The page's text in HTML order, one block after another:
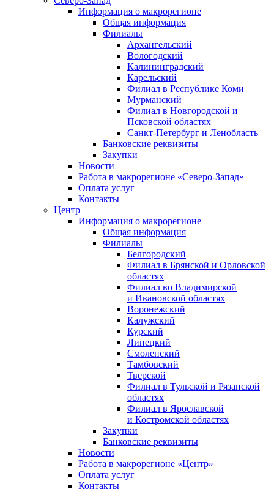
Информация о макрорегионе
Общая информация
Филиалы
Архангельский
Вологодский
Калининградский
Карельский
Филиал в Республике Коми
Мурманский
Филиал в Новгородской и
Псковской областях
Санкт-Петербург и Ленобласть
Банковские реквизиты
Закупки
Новости
Работа в макрорегионе «Северо-Запад»
Оплата услуг
Контакты
Центр
Информация о макрорегионе
Общая информация
Филиалы
Белгородский
Филиал в Брянской и Орловской
областях
Филиал во Владимирской
и Ивановской областях
Воронежский
Калужский
Курский
Липецкий
Смоленский
Тамбовский
Тверской
Филиал в Тульской и Рязанской
областях
Филиал в Ярославской
и Костромской областях
Закупки
Банковские реквизиты
Новости
Работа в макрорегионе «Центр»
Оплата услуг
Контакты